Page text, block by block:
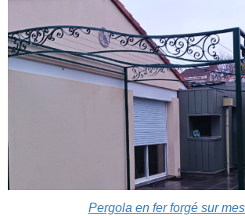
Pergola en fer forgé sur